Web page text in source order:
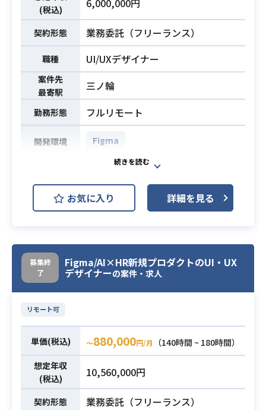
・年間を通じた運用スケジュールの
立案支援および調整
・運営チームにおける各種会議体の
進行・ファシリテーション
・運用メンバーの進行管理やタスク
調整を含むマネジメント対応
・運用タイトルにおけるお知らせ制
作、顧客サポート方針の確定、障害
時の調査・解決主導
※詳細は面談時にお伝えします。
必須スキル
・RPGジャンル（アクションやシミ
ュレーション含む）における開発ま
続して参画した経験
・スマートフォン向けアプリゲーム
における運用実務経験3年以上（収益
化・商品設計の経験を含む）
けるリーダー経験1年以上
・市場で一定の評価を受けたタイト
ルへの参画経験1年以上
・オフィスソフト（Excel、PowerP
oint、Googleスプレッドシート等）
を用いた基本的な操作スキル
(税込)
契約形態 業務委託（フリーランス）
職種 UI/UXデザイナー
案件先
最寄駅
三ノ輪
勤務形態 フルリモート
開発環境 Figma
業務内容
既存の大学生向けWEB採用サービス
のアプリ化プロジェクトです。
UI/UXデザイナーとして、ターゲット
である大学生に響く、
の画面デザイン構築を担当していた
だきます。
【仕事内容】
下記の業務を担っていただく想定で
・ターゲットとなる大学生向け就職
された画面デザインの構築
※詳細は面談時にお伝えします。
お気に入り 詳細を見る
募集終
了
Figma/AI×HR新規プロダクトのUI・UX
デザイナーの案件・求人
リモート可
単価(税込) 〜880,000円/月
（140時間 ~ 180時間）
想定年収
(税込)
10,560,000円
契約形態 業務委託（フリーランス）